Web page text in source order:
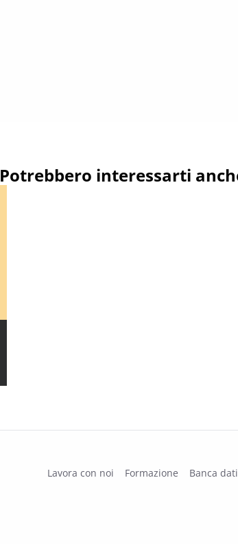
Potrebbero interessarti
Lavora con noi Formazione Banca